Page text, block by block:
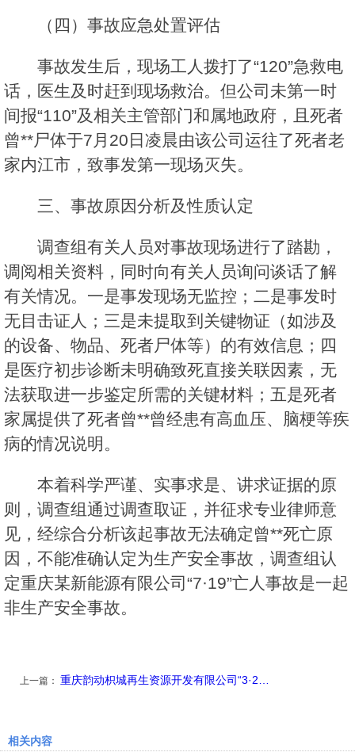
（四）事故应急处置评估
事故发生后，现场工人拨打了“120”急救电
话，医生及时赶到现场救治。但公司未第一时
间报“110”及相关主管部门和属地政府，且死者
曾**尸体于7月20日凌晨由该公司运往了死者老
家内江市，致事发第一现场灭失。
三、事故原因分析及性质认定
调查组有关人员对事故现场进行了踏勘，
调阅相关资料，同时向有关人员询问谈话了解
有关情况。一是事发现场无监控；二是事发时
无目击证人；三是未提取到关键物证（如涉及
的设备、物品、死者尸体等）的有效信息；四
是医疗初步诊断未明确致死直接关联因素，无
法获取进一步鉴定所需的关键材料；五是死者
家属提供了死者曾**曾经患有高血压、脑梗等疾
病的情况说明。
本着科学严谨、实事求是、讲求证据的原
则，调查组通过调查取证，并征求专业律师意
见，经综合分析该起事故无法确定曾**死亡原
因，不能准确认定为生产安全事故，调查组认
定重庆某新能源有限公司“7·19”亡人事故是一起
非生产安全事故。
上一篇： 重庆韵动枳城再生资源开发有限公司“3·2…
相关内容